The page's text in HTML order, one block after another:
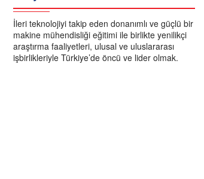
İleri teknolojiyi takip eden donanımlı ve güçlü bir
makine mühendisliği eğitimi ile birlikte yenilikçi
araştırma faaliyetleri, ulusal ve uluslararası
işbirlikleriyle Türkiye’de öncü ve lider olmak.